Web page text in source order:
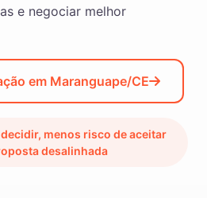
e negociar melhor
em Maranguape/CE
menos risco de aceitar
desalinhada